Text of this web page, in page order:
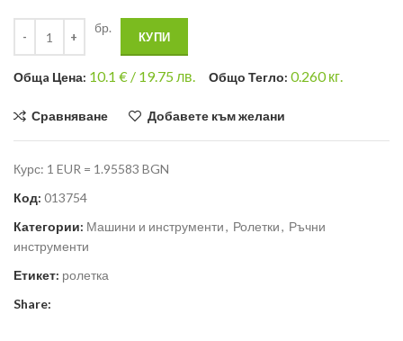
бр.
КУПИ
Общa Цена: 10.1 € / 19.75 лв. Общо Тегло: 0.260кг.
Сравняване Добавете към желани
Курс: 1 EUR = 1.95583 BGN
Код: 013754
Категории: Машини и инструменти, Ролетки, Ръчни
инструменти
Етикет: ролетка
Share: